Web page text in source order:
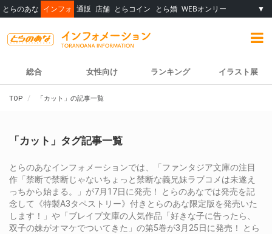
とらのあな インフォ 通販 店舗 とらコイン とら婚 WEBオンリー ▼
総合 女性向け ランキング イラスト展
TOP 「カット」の記事一覧
「カット」タグ記事一覧
とらのあなインフォメーションでは、「ファンタジア文庫の注目
作「禁断で禁断じゃないちょっと禁断な義兄妹ラブコメは未遂え
っちから始まる。」が7月17日に発売！ とらのあなでは発売を記
念して《特製A3タペストリー》付きとらのあな限定版を発売いた
します！」や「ブレイブ文庫の人気作品「好きな子に告ったら、
双子の妹がオマケでついてきた」の第5巻が3月25日に発売！ とら